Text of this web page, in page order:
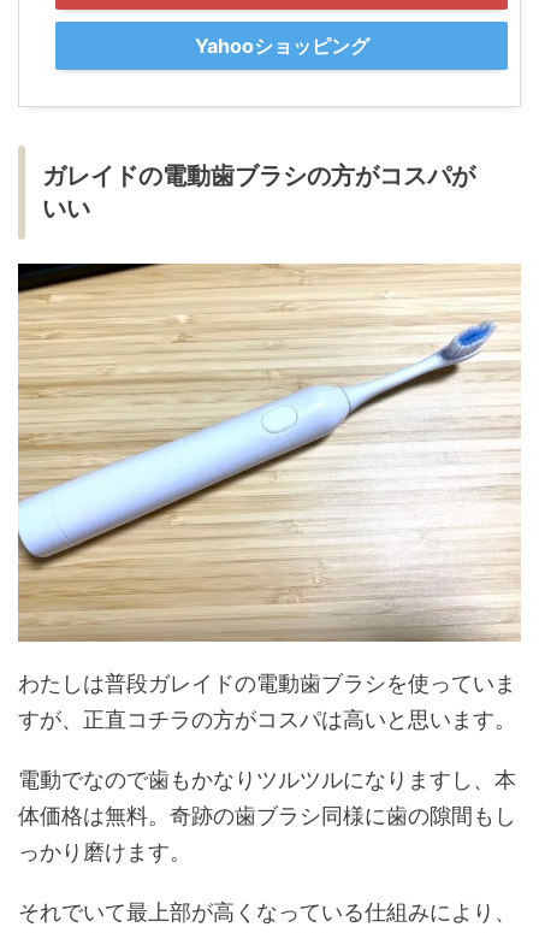
Yahooショッピング
ガレイドの電動歯ブラシの方がコスパが
いい
わたしは普段ガレイドの電動歯ブラシを使っていま
すが、正直コチラの方がコスパは高いと思います。
電動でなので歯もかなりツルツルになりますし、本
体価格は無料。奇跡の歯ブラシ同様に歯の隙間もし
っかり磨けます。
それでいて最上部が高くなっている仕組みにより、